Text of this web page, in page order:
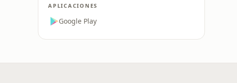
APLICACIONES
Google Play